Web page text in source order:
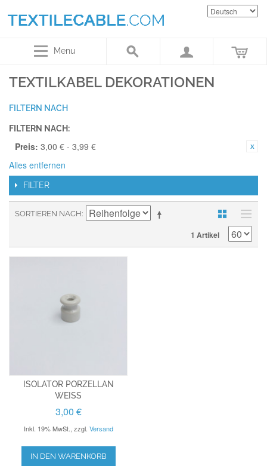
Menu
TEXTILKABEL DEKORATIONEN
FILTERN NACH
FILTERN NACH:
Preis: 3,00 € - 3,99 €
Alles entfernen
FILTER
SORTIEREN NACH
1 Artikel
ISOLATOR PORZELLAN
WEISS
3,00 €
Inkl. 19% MwSt. zzgl. Versand
IN DEN WARENKORB